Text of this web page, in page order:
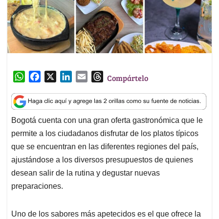
W
a
t
s
A
p
p
c
e
b
o
o
k
n
k
e
d
I
n
a
i
l
T
r
e
a
d
s
Compártelo
Bogotá cuenta con una gran oferta gastronómica que le
permite a los ciudadanos disfrutar de los platos típicos
que se encuentran en las diferentes regiones del país,
ajustándose a los diversos presupuestos de quienes
desean salir de la rutina y degustar nuevas
preparaciones.
Uno de los sabores más apetecidos es el que ofrece la